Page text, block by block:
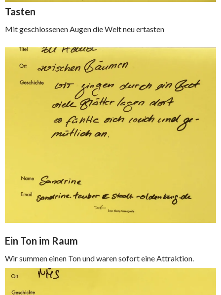
Tasten
Mit geschlossenen Augen die Welt neu ertasten
Ein Ton im Raum
Wir summen einen Ton und waren sofort eine Attraktion.